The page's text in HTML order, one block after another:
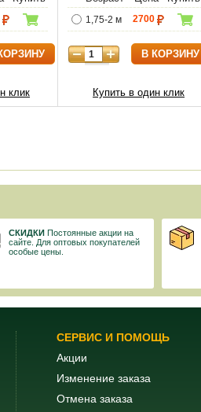
клик
1,75-2 м 2700
В КОРЗИНУ
Купить в один клик
СКИДКИ Постоянные акции на
сайте. Для оптовых покупателей
особые цены.
СЕРВИС И ПОМОЩЬ
Акции
Изменение заказа
Отмена заказа